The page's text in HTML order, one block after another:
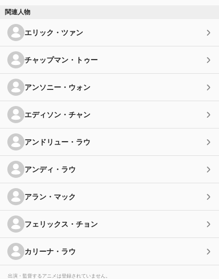
関連人物
エリック・ツァン
チャップマン・トゥー
アンソニー・ウォン
エディソン・チャン
アンドリュー・ラウ
アンディ・ラウ
アラン・マック
フェリックス・チョン
カリーナ・ラウ
出演・監督するアニメは登録されていません。